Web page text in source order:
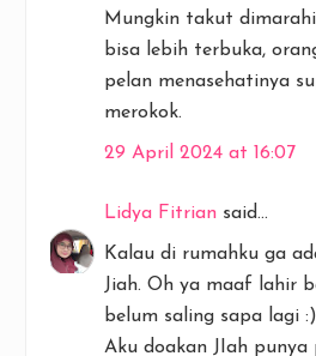
Mungkin takut
bisa lebih terbuka,
pelan menasehatinya
merokok.
29 April 2024 at 16:07
Lidya Fitrian said...
Kalau di rumahku ga
Jiah. Oh ya maaf lahir
belum saling sapa lagi :)
Aku doakan JIah punya